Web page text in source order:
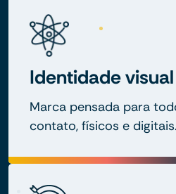
Identidade
Marca pensada para
contato, físicos e digitais.